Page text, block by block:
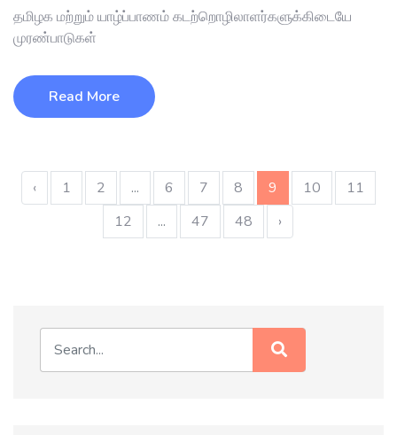
தமிழக மற்றும் யாழ்ப்பாணம் கடற்றொழிலாளர்களுக்கிடையே
முரண்பாடுகள்
Read More
‹ 1 2 ... 6 7 8 9 10
11
12
... 47 48 ›